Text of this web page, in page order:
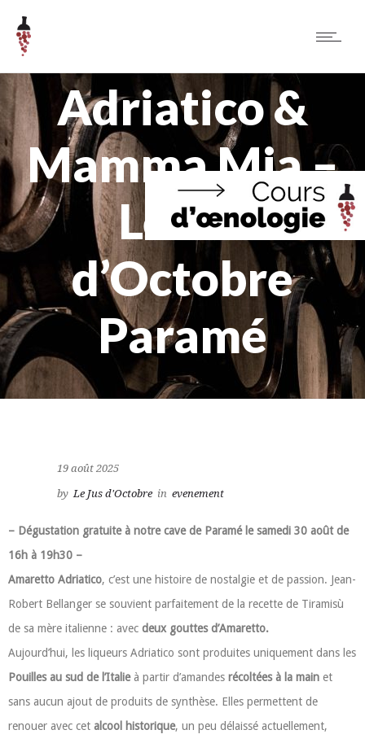
Adriatico &
Mamma Mia –
Le Jus
d’Octobre
Paramé
19 août 2025
by Le Jus d'Octobre in evenement
– Dégustation gratuite à notre cave de Paramé le samedi 30 août de
16h à 19h30 –
Amaretto Adriatico, c’est une histoire de nostalgie et de passion. Jean-
Robert Bellanger se souvient parfaitement de la recette de Tiramisù
de sa mère italienne : avec deux gouttes d’Amaretto.
Aujourd’hui, les liqueurs Adriatico sont produites uniquement dans les
Pouilles au sud de l’Italieà partir d’amandes récoltées à la main et
sans aucun ajout de produits de synthèse. Elles permettent de
renouer avec cet alcool historique, un peu délaissé actuellement,